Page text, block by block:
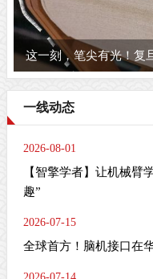
这一刻，笔尖有光！复
一线动态
2026-08-01
【智擎学者】让机械臂
趣”
2026-07-15
全球首方！脑机接口在